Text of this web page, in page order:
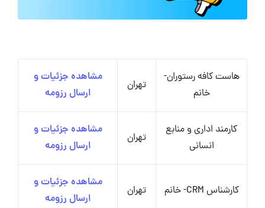
هاست کافه رستوران-
خانم
تهران
مشاهده جزئیات و
ارسال رزومه
کارمند اداری و منابع
انسانی
تهران
مشاهده جزئیات و
ارسال رزومه
کارشناس CRM- خانم تهران
مشاهده جزئیات و
ارسال رزومه